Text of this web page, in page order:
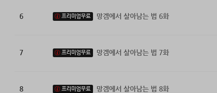
6 프리미엄무료 망겜에서 살아남는 법 6화
7 프리미엄무료 망겜에서 살아남는 법 7화
8 프리미엄무료 망겜에서 살아남는 법 8화